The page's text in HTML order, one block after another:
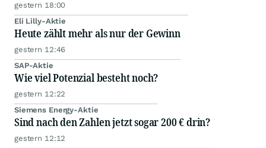
gestern 18:00
Eli Lilly-Aktie
Heute zählt mehr als nur der Gewinn
gestern 12:46
SAP-Aktie
Wie viel Potenzial besteht noch?
gestern 12:22
Siemens Energy-Aktie
Sind nach den Zahlen jetzt sogar 200 € drin?
gestern 12:12